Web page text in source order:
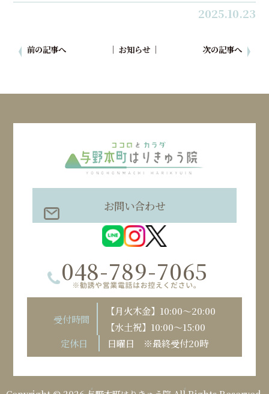
2025.10.23
前の記事へ 次の記事へ
│ お知らせ │
お問い合わせ
048-789-7065
受付時間
【月火木金】10:00～20:00
【水土祝】10:00～15:00
定休日
日曜日 ※最終受付20時